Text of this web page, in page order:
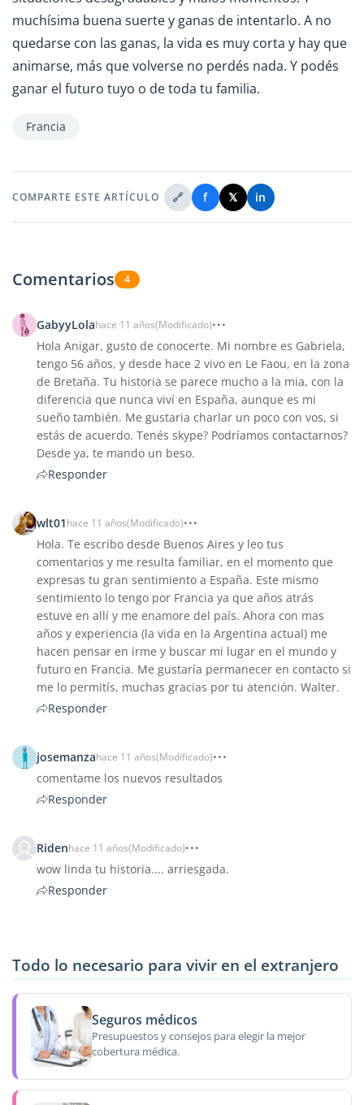
muchísima buena suerte y ganas de intentarlo. A no
quedarse con las ganas, la vida es muy corta y hay que
animarse, más que volverse no perdés nada. Y podés
ganar el futuro tuyo o de toda tu familia.
Francia
COMPARTE ESTE ARTÍCULO 🔗 f 𝕏 in
Comentarios 4
GabyyLolahace 11 años(Modificado)
Hola Anigar, gusto de conocerte. Mi nombre es Gabriela,
tengo 56 años, y desde hace 2 vivo en Le Faou, en la zona
de Bretaña. Tu historia se parece mucho a la mia, con la
diferencia que nunca viví en España, aunque es mi
sueño también. Me gustaria charlar un poco con vos, si
estás de acuerdo. Tenés skype? Podríamos contactarnos?
Desde ya, te mando un beso.
Responder
wlt01hace 11 años(Modificado)
Hola. Te escribo desde Buenos Aires y leo tus
comentarios y me resulta familiar, en el momento que
expresas tu gran sentimiento a España. Este mismo
sentimiento lo tengo por Francia ya que años atrás
estuve en allí y me enamore del país. Ahora con mas
años y experiencia (la vida en la Argentina actual) me
hacen pensar en irme y buscar mi lugar en el mundo y
futuro en Francia. Me gustaría permanecer en contacto si
me lo permitís, muchas gracias por tu atención. Walter.
Responder
josemanzahace 11 años(Modificado)
comentame los nuevos resultados
Responder
Ridenhace 11 años(Modificado)
wow linda tu historia.... arriesgada.
Responder
Todo lo necesario para vivir en el extranjero
Seguros médicos
Presupuestos y consejos para elegir la mejor
cobertura médica.